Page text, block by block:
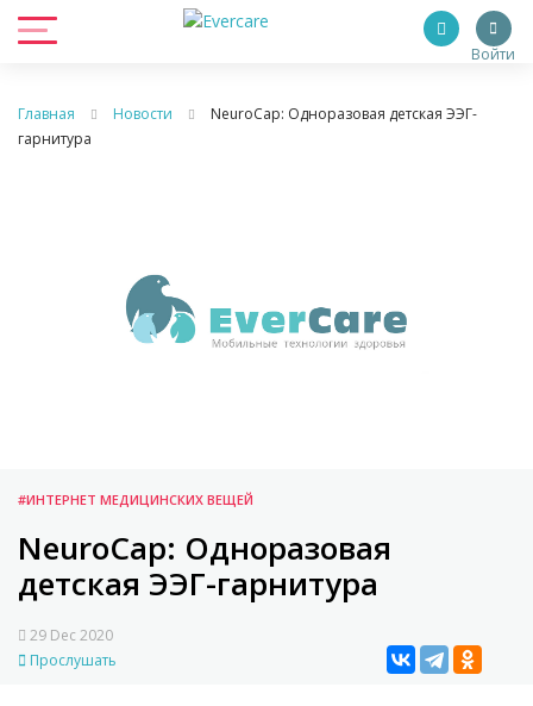
Войти
Главная Новости
NeuroCap: Одноразовая детская ЭЭГ-
гарнитура
#ИНТЕРНЕТ МЕДИЦИНСКИХ ВЕЩЕЙ
NeuroCap: Одноразовая
детская ЭЭГ-гарнитура
29 Dec 2020
Прослушать